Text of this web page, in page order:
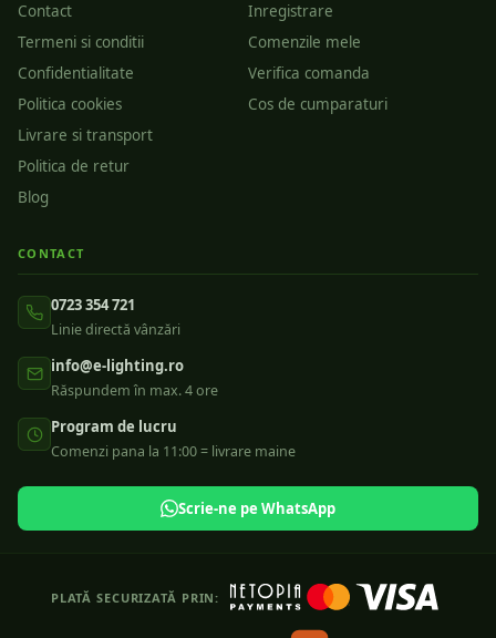
Contact
Termeni si conditii
Confidentialitate
Politica cookies
Livrare si transport
Politica de retur
Blog
Inregistrare
Comenzile mele
Verifica comanda
Cos de cumparaturi
CONTACT
0723 354 721
Linie directă vânzări
info@e-lighting.ro
Răspundem în max. 4 ore
Program de lucru
Comenzi pana la 11:00 = livrare maine
Scrie-ne pe WhatsApp
PLATĂ SECURIZATĂ PRIN: